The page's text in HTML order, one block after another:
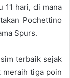
11 hari, di mana
Pochettino
Spurs.
terbaik sejak
meraih tiga poin